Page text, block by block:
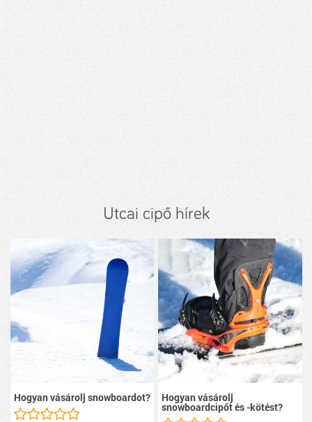
Utcai cipő hírek
Hogyan vásárolj snowboardot? Hogyan vásárolj
snowboardcipőt és -kötést?